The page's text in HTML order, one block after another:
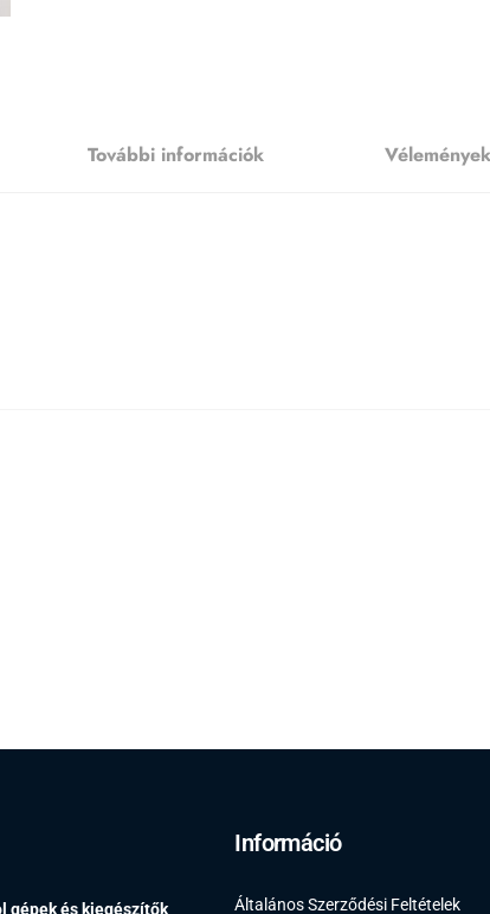
További információk
gépek és kiegészítők
Információ
Általános Szerződési Feltételek